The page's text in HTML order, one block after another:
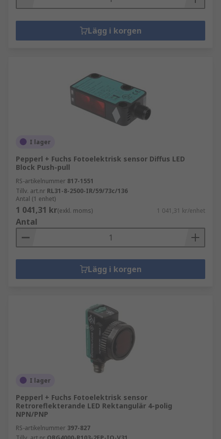
Lägg i korgen
I lager
Pepperl + Fuchs Fotoelektrisk sensor Diffus LED
Block Push-pull
RS-artikelnummer 817-1551
Tillv. art.nr RL31-8-2500-IR/59/73c/136
Antal (1 enhet)
1 041,31 kr(exkl. moms) 1 041,31 kr/enhet
Antal
Lägg i korgen
I lager
Pepperl + Fuchs Fotoelektrisk sensor
Retroreflekterande LED Rektangulär 4-polig
NPN/PNP
RS-artikelnummer 397-827